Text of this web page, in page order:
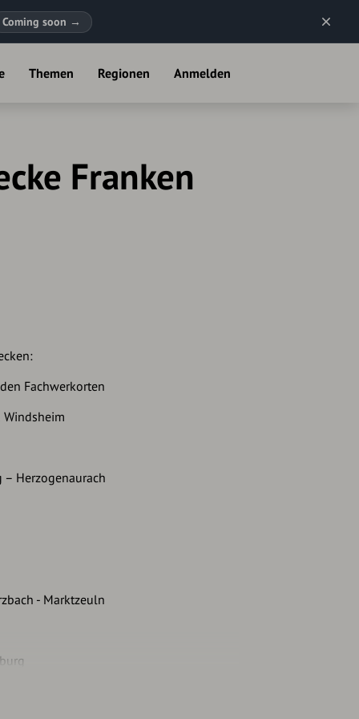
Coming soon →
Themen Regionen Anmelden
Franken
Fachwerkorten
Windsheim
– Herzogenaurach
- Marktzeuln